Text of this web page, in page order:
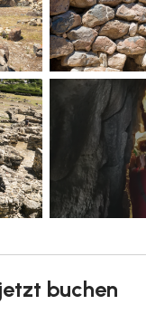
jetzt buchen